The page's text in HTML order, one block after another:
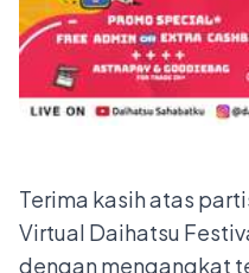
Terima kasih atas
Virtual Daihatsu
dengan mengangkat